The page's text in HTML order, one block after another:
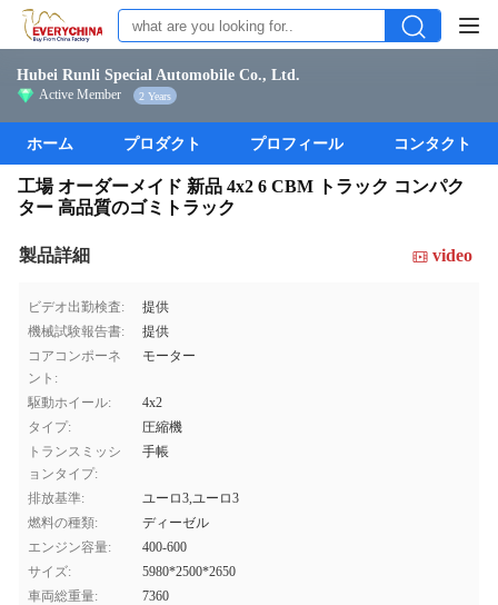
Hubei Runli Special Automobile Co., Ltd.
Active Member 2 Years
ホーム プロダクト プロフィール コンタクト
工場 オーダーメイド 新品 4x2 6 CBM トラック コンパク
ター 高品質のゴミトラック
製品詳細 video
ビデオ出勤検査:
提供
機械試験報告書:
提供
コアコンポーネ
ント:
モーター
駆動ホイール:
4x2
タイプ:
圧縮機
トランスミッシ
ョンタイプ:
手帳
排放基準:
ユーロ3,ユーロ3
燃料の種類:
ディーゼル
エンジン容量:
400-600
サイズ:
5980*2500*2650
車両総重量:
7360